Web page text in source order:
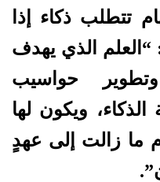
تتطلب ذكاء إذا
“العلم الذي يهدف
حواسيب
ويكون لها
ما زالت إلى عهدٍ